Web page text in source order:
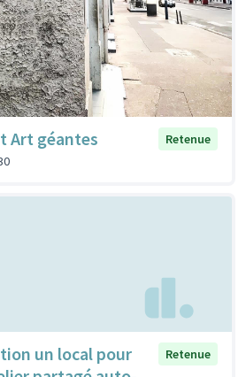
Art géantes
Retenue
un local pour
Retenue